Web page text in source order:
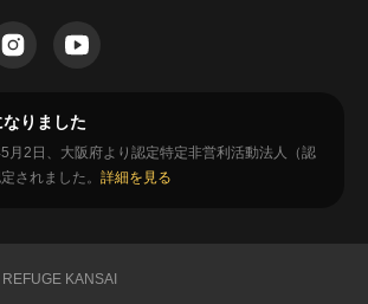
りました
月2日、大阪府より認定特定非営利活動法人（認
されました。 詳細を見る
KANSAI